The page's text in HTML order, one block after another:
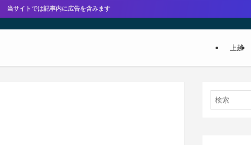
当サイトでは記事内に広告を含みます
上越